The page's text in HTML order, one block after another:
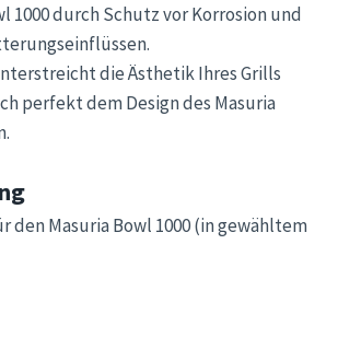
1000 durch Schutz vor Korrosion und
die Ästhetik Ihres Grills
perfekt dem Design des Masuria
den Masuria Bowl 1000 (in gewähltem